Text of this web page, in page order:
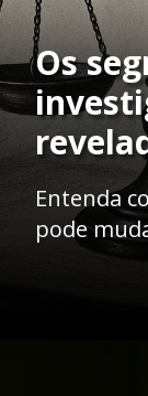
Os
Entenda
pode